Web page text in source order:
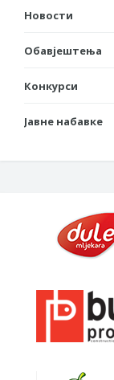
Новости
Обавјештења
Конкурси
Јавне набавке